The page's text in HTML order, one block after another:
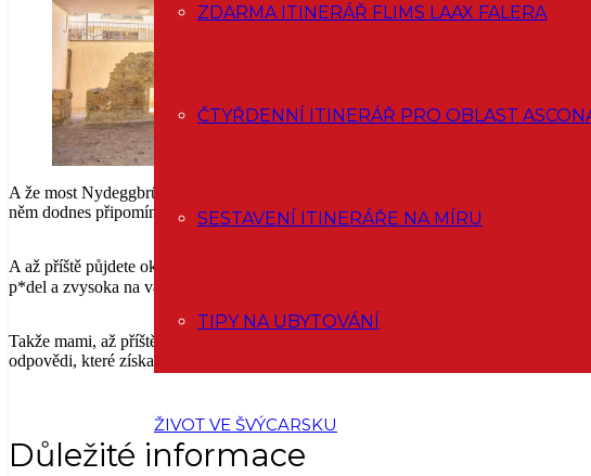
ZDARMA ITINERÁŘ FLIMS LAAX FALERA
ČTYŘDENNÍ ITINERÁŘ PRO OBLAST
SESTAVENÍ ITINERÁŘE NA MÍRU
TIPY NA UBYTOVÁNÍ
ŽIVOT VE ŠVÝCARSKU
A že most Nydeggbrücke přes řeku Aare z roku 1844 byl ve své době mostem s
něm dodnes připomínají, že středověké město připomínalo pevnost. Nedaleko také
A až příště půjdete okolo zdejší katerdrály, pohleďte vzhůru a pozorně si
p*del a zvysoka na vás se*e 😀 Víte proč? A víte, kde najdete ukrytá malá kamenná
Takže mami, až příště přijedeš, tak už víš, ža na všechny tyto otázky, které by tě
odpovědi, které získaly právě během prohlídky 🙂
Důležité informace